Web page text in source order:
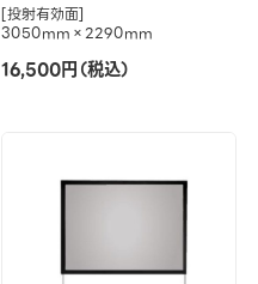
[投射有効面]
3050mm×2290mm
16,500円（税込）